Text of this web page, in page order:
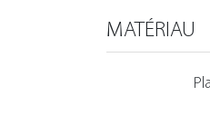
MATÉRIAU